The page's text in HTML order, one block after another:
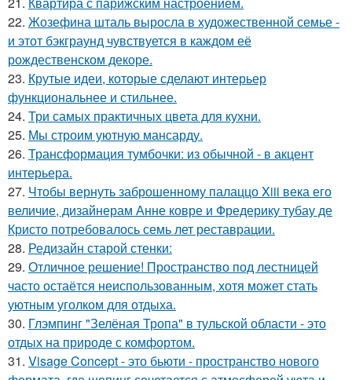
22. Жозефина шталь выросла в художественной семье -
и этот бэкграунд чувствуется в каждом её
рождественском декоре.
23. Крутые идеи, которые сделают интерьер
функциональнее и стильнее.
24. Три самых практичных цвета для кухни.
25. Мы строим уютную мансарду.
26. Трансформация тумбочки: из обычной - в акцент
интерьера.
27. Чтобы вернуть заброшенному палаццо Xiii века его
величие, дизайнерам Анне ковре и Фредерику тубау де
Кристо потребовалось семь лет реставрации.
28. Редизайн старой стенки:
29. Отличное решение! Пространство под лестницей
часто остаётся неиспользованным, хотя может стать
уютным уголком для отдыха.
30. Глэмпинг "Зелёная Тропа" в тульской области - это
отдых на природе с комфортом.
31. Visage Concept - это бьюти - пространство нового